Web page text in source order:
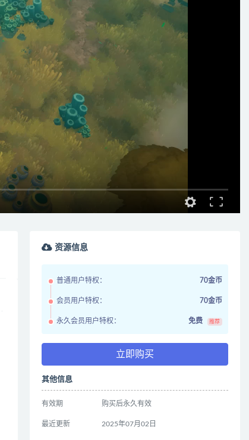
资源信息
普通用户特权： 70金币
会员用户特权： 70金币
永久会员用户特权： 免费 推荐
立即购买
其他信息
有效期 购买后永久有效
最近更新 2025年07月02日